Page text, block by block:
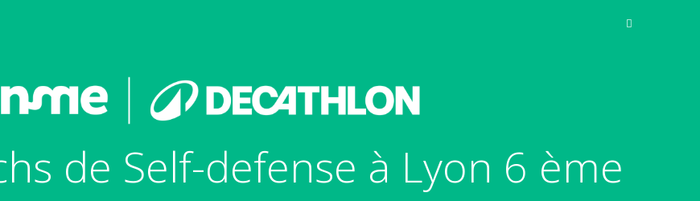
de Self-defense à Lyon 6 ème